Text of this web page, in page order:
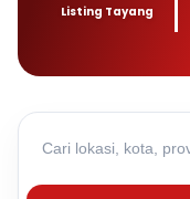
Listing Tayang